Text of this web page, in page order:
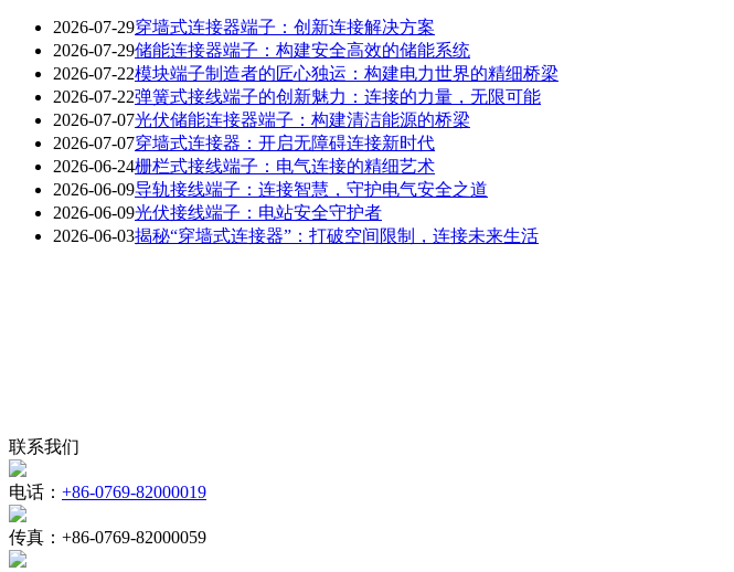
2026-07-29穿墙式连接器端子：创新连接解决方案
2026-07-29储能连接器端子：构建安全高效的储能系统
2026-07-22模块端子制造者的匠心独运：构建电力世界的精细桥梁
2026-07-22弹簧式接线端子的创新魅力：连接的力量，无限可能
2026-07-07光伏储能连接器端子：构建清洁能源的桥梁
2026-07-07穿墙式连接器：开启无障碍连接新时代
2026-06-24栅栏式接线端子：电气连接的精细艺术
2026-06-09导轨接线端子：连接智慧，守护电气安全之道
2026-06-09光伏接线端子：电站安全守护者
2026-06-03揭秘“穿墙式连接器”：打破空间限制，连接未来生活
联系我们
电话： +86-0769-82000019
传真： +86-0769-82000059